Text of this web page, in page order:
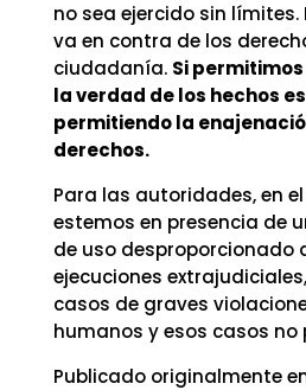
no sea ejercido sin límites.
va en contra de los
ciudadanía. Si
la verdad de los hechos
permitiendo la
derechos.
Para las autoridades, en
estemos en presencia de
de uso desproporcionado
ejecuciones
casos de graves
humanos y esos casos no
Publicado originalmente